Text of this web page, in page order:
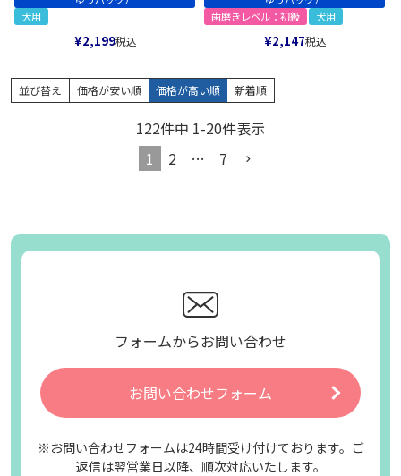
犬用
¥2,199税込
歯磨きレベル：初級
犬用
¥2,147税込
並び替え 価格が安い順 価格が高い順 新着順
122件中 1-20件表示
1
2 … 7
フォームからお問い合わせ
お問い合わせフォーム
※お問い合わせフォームは24時間受け付けております。ご
返信は翌営業日以降、順次対応いたします。